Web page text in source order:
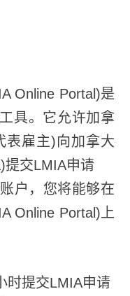
Online Portal)是
具。它允许加拿
表雇主)向加拿大
提交LMIA申请
户，您将能够在
Online Portal)上
提交LMIA申请